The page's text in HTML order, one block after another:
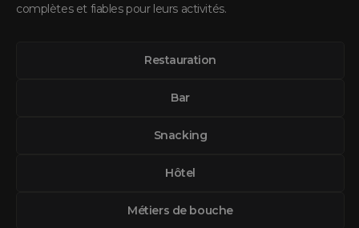
complètes et fiables pour leurs activités.
Restauration
Bar
Snacking
Hôtel
Métiers de bouche